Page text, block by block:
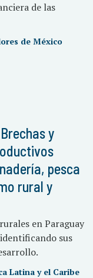
de las
de México
y
pesca
rural y
en Paraguay
sus
Latina y el Caribe